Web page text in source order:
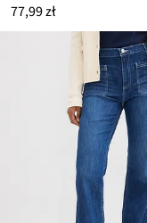
77,99 zł